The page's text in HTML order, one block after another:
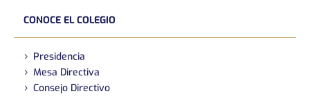
CONOCE EL COLEGIO
Presidencia
Mesa Directiva
Consejo Directivo